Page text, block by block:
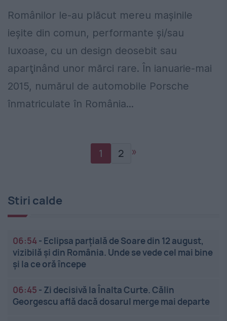
Românilor le-au plăcut mereu maşinile
ieşite din comun, performante şi/sau
luxoase, cu un design deosebit sau
aparţinând unor mărci rare. În ianuarie-mai
2015, numărul de automobile Porsche
înmatriculate în România...
1 2 »
Stiri calde
06:54- Eclipsa parțială de Soare din 12 august,
vizibilă și din România. Unde se vede cel mai bine
și la ce oră începe
06:45 - Zi decisivă la Înalta Curte. Călin
Georgescu află dacă dosarul merge mai departe